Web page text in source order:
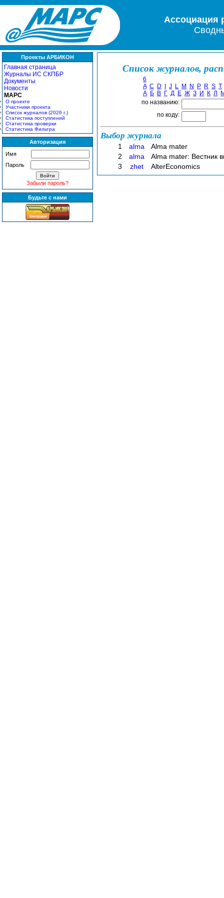
Ассоциация
Проекты АРБИКОН
Главная страница
Журналы ИС СКПБР
Документы
Новости
МАРС
О проекте
Участники проекта
Список журналов (2026 г.)
Статистика поступлений
Статистика проверки
Статистика Фильтра
Авторизация
Имя
Пароль
Забыли пароль?
Будьте с нами
Список журналов,
6
A C D J L M N P R S T
А Б В Г Д Е Ж З И К Л
по названию:
по коду:
Выбор журнала
1 alma
Alma mater
2
alma
Alma mater: Вестник
3
zhet AlterEconomics